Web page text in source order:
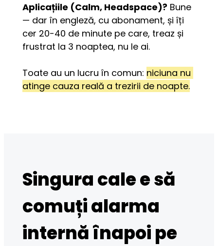
Aplicațiile (Calm, Headspace)? Bune
— dar în engleză, cu abonament, și îți
cer 20-40 de minute pe care, treaz și
frustrat la 3 noaptea, nu le ai.
Toate au un lucru în comun: niciuna nu
atinge cauza reală a trezirii de noapte.
Singura cale e să
comuți alarma
internă înapoi pe